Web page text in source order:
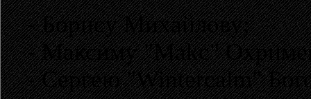
- Борису Михайлову;
- Максиму "Makc"
- Сергею "Wintercalm"